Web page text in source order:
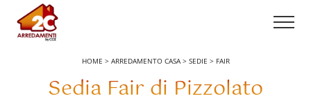
HOME > ARREDAMENTO CASA> SEDIE > FAIR
Sedia Fair di Pizzolato